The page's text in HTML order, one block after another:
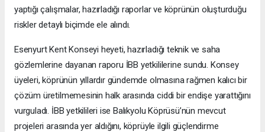
yaptığı çalışmalar, hazırladığı raporlar ve köprünün oluşturduğu
riskler detaylı biçimde ele alındı.
Esenyurt Kent Konseyi heyeti, hazırladığı teknik ve saha
gözlemlerine dayanan raporu İBB yetkililerine sundu. Konsey
üyeleri, köprünün yıllardır gündemde olmasına rağmen kalıcı bir
çözüm üretilmemesinin halk arasında ciddi bir endişe yarattığını
vurguladı. İBB yetkilileri ise Balıkyolu Köprüsü’nün mevcut
projeleri arasında yer aldığını, köprüyle ilgili güçlendirme